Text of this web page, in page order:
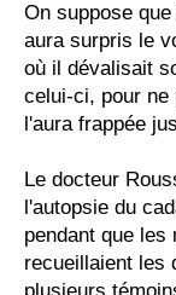
On suppose
aura surpris le
où il dévalisait
celui-ci, pour ne
l'aura frappée
Le docteur
l'autopsie du
pendant que les
recueillaient les